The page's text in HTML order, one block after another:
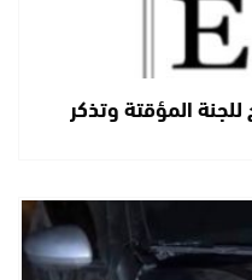
للجنة المؤقتة وتذكر